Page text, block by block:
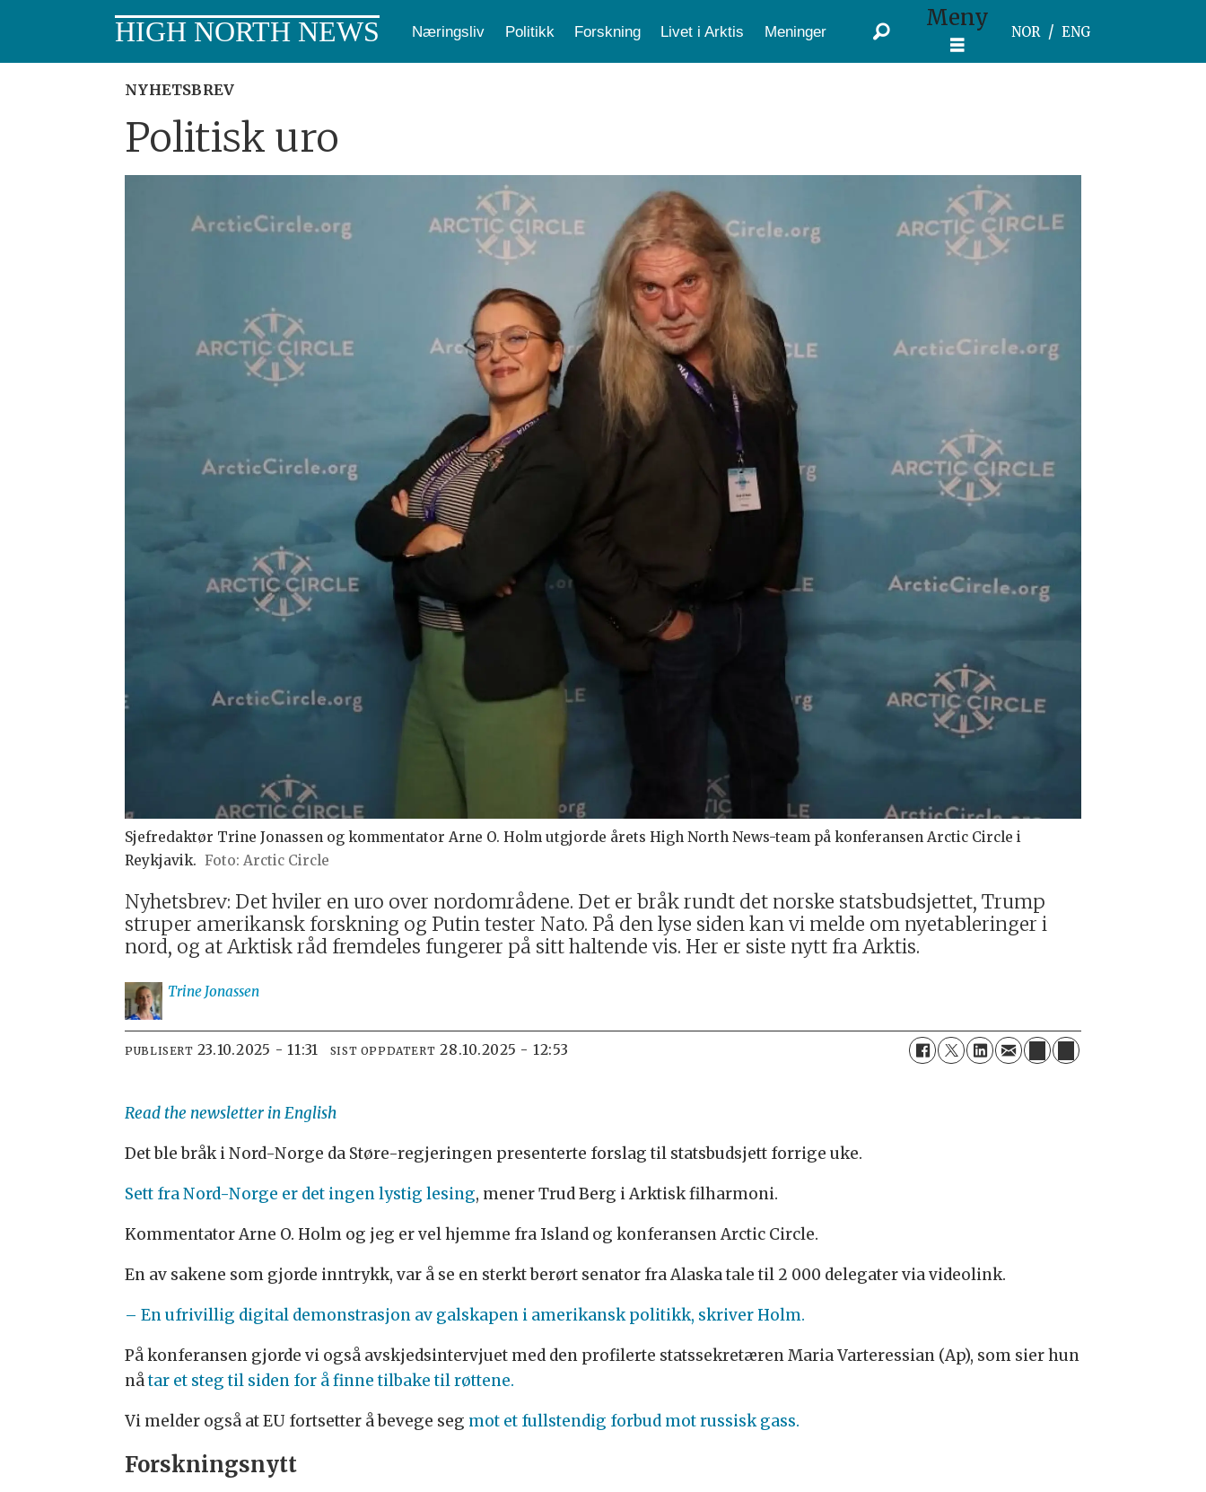
HIGH NORTH NEWS Næringsliv Politikk Forskning Livet i Arktis Meninger Meny
NOR ENG
NYHETSBREV
Politisk uro
Sjefredaktør Trine Jonassen og kommentator Arne O. Holm utgjorde årets High North News-team på konferansen Arctic Circle i
Reykjavik.
Arctic Circle
Nyhetsbrev: Det hviler en uro over nordområdene. Det er bråk rundt det norske statsbudsjettet, Trump
struper amerikansk forskning og Putin tester Nato. På den lyse siden kan vi melde om nyetableringer i
nord, og at Arktisk råd fremdeles fungerer på sitt haltende vis. Her er siste nytt fra Arktis.
Trine Jonassen
PUBLISERT 23.10.2025 - 11:31 SIST OPPDATERT 28.10.2025 - 12:53
Read the newsletter in English
Det ble bråk i Nord-Norge da Støre-regjeringen presenterte forslag til statsbudsjett forrige uke.
Sett fra Nord-Norge er det ingen lystig lesing, mener Trud Berg i Arktisk filharmoni.
Kommentator Arne O. Holm og jeg er vel hjemme fra Island og konferansen Arctic Circle.
En av sakene som gjorde inntrykk, var å se en sterkt berørt senator fra Alaska tale til 2 000 delegater via videolink.
– En ufrivillig digital demonstrasjon av galskapen i amerikansk politikk, skriver Holm.
På konferansen gjorde vi også avskjedsintervjuet med den profilerte statssekretæren Maria Varteressian (Ap), som sier hun
nåtar et steg til siden for å finne tilbake til røttene.
Vi melder også at EU fortsetter å bevege seg mot et fullstendig forbud mot russisk gass.
Forskningsnytt